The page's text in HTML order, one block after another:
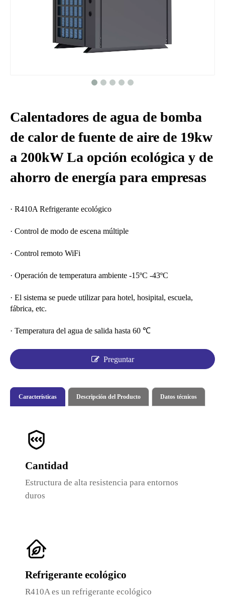
Calentadores de agua de bomba
de calor de fuente de aire de 19kw
a 200kW La opción ecológica y de
ahorro de energía para empresas
· R410A Refrigerante ecológico
· Control de modo de escena múltiple
· Control remoto WiFi
· Operación de temperatura ambiente -15ºC -43ºC
· El sistema se puede utilizar para hotel, hosipital, escuela,
fábrica, etc.
· Temperatura del agua de salida hasta 60 ℃
Preguntar
Características Descripción del Producto Datos técnicos
Cantidad
Estructura de alta resistencia para entornos
duros
Refrigerante ecológico
R410A es un refrigerante ecológico